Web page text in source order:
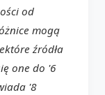
od
mogą
źródła
one do '6
'8